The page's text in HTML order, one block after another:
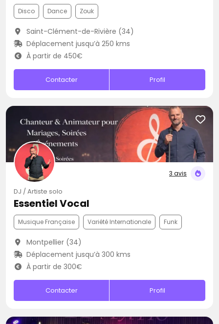
Disco Dance Zouk
Saint-Clément-de-Rivière (34)
Déplacement jusqu’à 250 kms
À partir de 450€
Contacter Profil
3 avis
DJ / Artiste solo
Essentiel Vocal
Musique Française Variété Internationale Funk
Montpellier (34)
Déplacement jusqu’à 300 kms
À partir de 300€
Contacter Profil